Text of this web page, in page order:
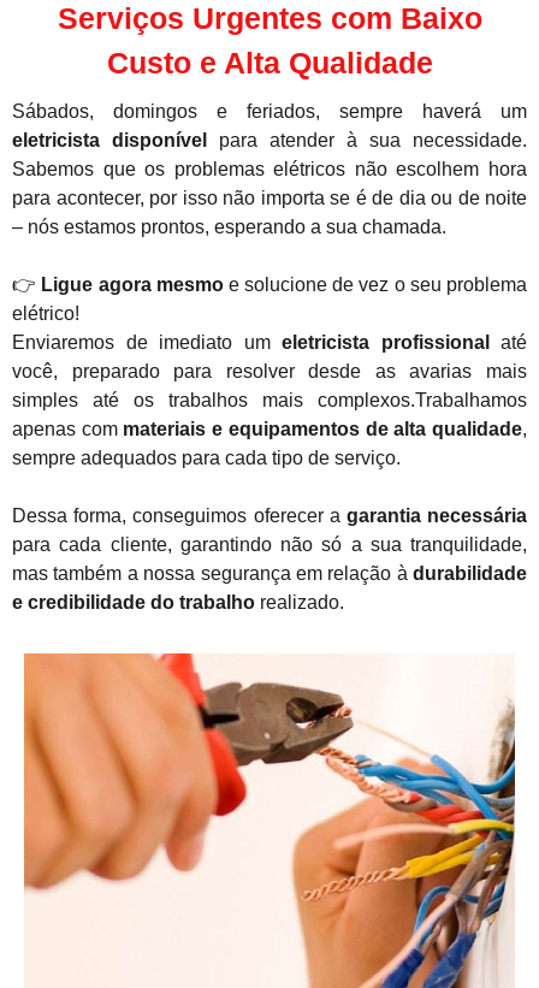
Serviços Urgentes com Baixo
Custo e Alta Qualidade
Sábados, domingos e feriados, sempre haverá um
eletricista disponível
para atender à sua necessidade.
Sabemos que os problemas elétricos não escolhem hora
para acontecer, por isso não importa se é de dia ou de noite
– nós estamos prontos, esperando a sua chamada.
👉 Ligue agora mesmoe solucione de vez o seu problema
elétrico!
Enviaremos de imediato um eletricista profissional
até
você, preparado para resolver desde as avarias mais
simples até os trabalhos mais complexos.Trabalhamos
apenas com materiais e equipamentos de alta qualidade,
sempre adequados para cada tipo de serviço.
Dessa forma, conseguimos oferecer a garantia necessária
para cada cliente, garantindo não só a sua tranquilidade,
mas também a nossa segurança em relação à durabilidade
e credibilidade do trabalho realizado.